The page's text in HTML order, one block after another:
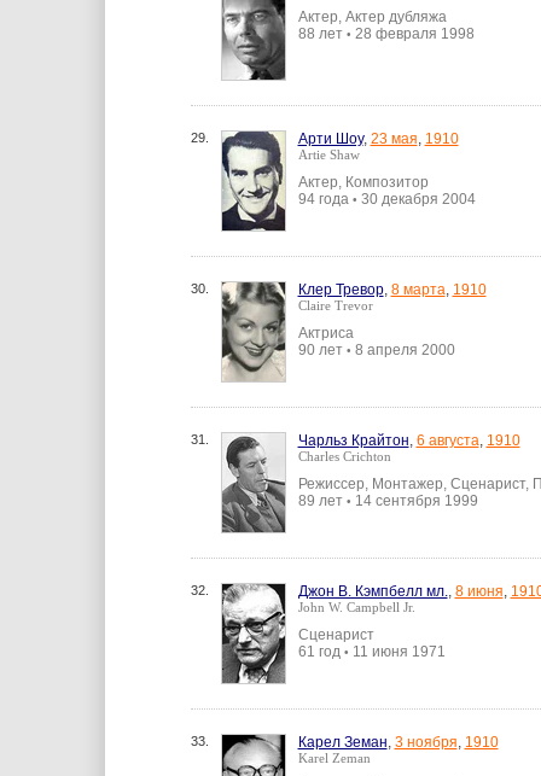
Актер, Актер дубляжа
88 лет • 28 февраля 1998
29. Арти Шоу, 23 мая, 1910
Artie Shaw
Актер, Композитор
94 года • 30 декабря 2004
30. Клер Тревор, 8 марта, 1910
Claire Trevor
Актриса
90 лет • 8 апреля 2000
31. Чарльз Крайтон, 6 августа, 1910
Charles Crichton
Режиссер, Монтажер, Сценарист,
89 лет • 14 сентября 1999
32. Джон В. Кэмпбелл мл., 8 июня,
John W. Campbell Jr.
Сценарист
61 год • 11 июня 1971
33. Карел Земан, 3 ноября, 1910
Karel Zeman